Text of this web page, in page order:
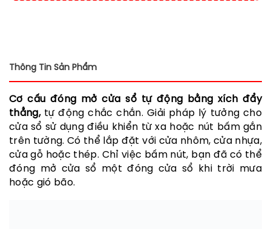
Thông Tin Sản Phẩm
Cơ cấu đóng mở cửa sổ tự động bằng xích đẩy
thẳng, tự động chắc chắn. Giải pháp lý tưởng cho
cửa sổ sử dụng điều khiển từ xa hoặc nút bấm gắn
trên tường. Có thể lắp đặt với cửa nhôm, cửa nhựa,
cửa gỗ hoặc thép. Chỉ việc bấm nút, bạn đã có thể
đóng mở cửa sổ một đóng cửa sổ khi trời mưa
hoặc gió bão.